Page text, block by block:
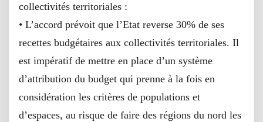
collectivités territoriales :
• L’accord prévoit que l’Etat reverse 30% de ses
recettes budgétaires aux collectivités territoriales. Il
est impératif de mettre en place d’un système
d’attribution du budget qui prenne à la fois en
considération les critères de populations et
d’espaces, au risque de faire des régions du nord les